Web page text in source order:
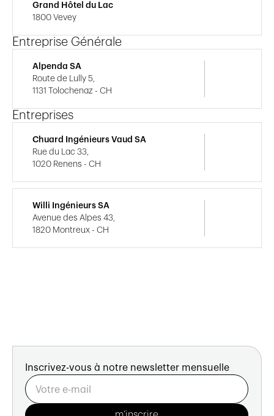
Grand Hôtel du Lac
1800 Vevey
Entreprise Générale
Alpenda SA
Route de Lully 5,
1131 Tolochenaz - CH
Entreprises
Chuard Ingénieurs Vaud SA
Rue du Lac 33,
1020 Renens - CH
Willi Ingénieurs SA
Avenue des Alpes 43,
1820 Montreux - CH
Inscrivez-vous à notre newsletter mensuelle